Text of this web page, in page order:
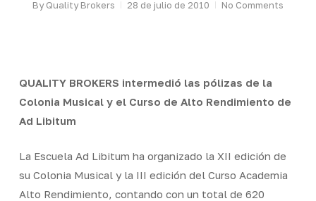
By Quality Brokers 28 de julio de 2010 No Comments
QUALITY BROKERS intermedió las pólizas de la
Colonia Musical y el Curso de Alto Rendimiento de
Ad Libitum
La Escuela Ad Libitum ha organizado la XII edición de
su Colonia Musical y la III edición del Curso Academia
Alto Rendimiento, contando con un total de 620